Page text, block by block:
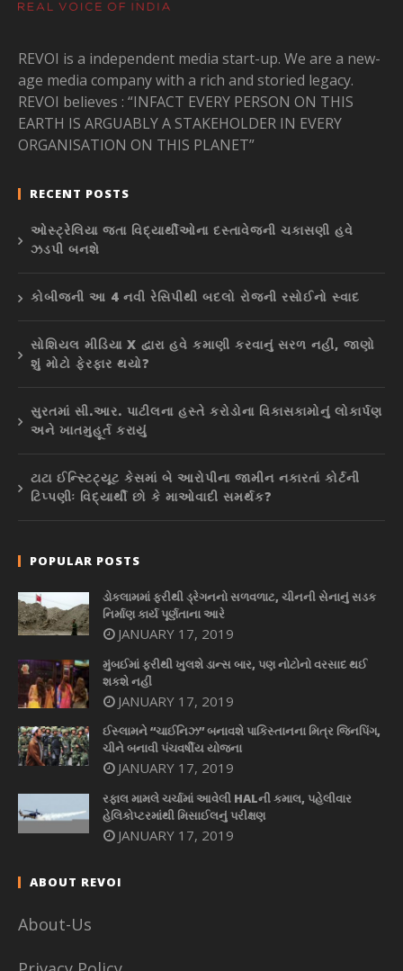
REVOI is a independent media start-up. We are a new-
age media company with a rich and storied legacy.
REVOI believes : “INFACT EVERY PERSON ON THIS
EARTH IS ARGUABLY A STAKEHOLDER IN EVERY
ORGANISATION ON THIS PLANET”
RECENT POSTS
ઓસ્ટ્રેલિયા જતા વિદ્યાર્થીઓના દસ્તાવેજની ચકાસણી હવે
ઝડપી બનશે
કોબીજની આ 4 નવી રેસિપીથી બદલો રોજની રસોઈનો સ્વાદ
સોશિયલ મીડિયા X દ્વારા હવે કમાણી કરવાનું સરળ નહીં, જાણો
શું મોટો ફેરફાર થયો?
સુરતમાં સી.આર. પાટીલના હસ્તે કરોડોના વિકાસકામોનું લોકાર્પણ
અને ખાતમુહૂર્ત કરાયું
ટાટા ઈન્સ્ટિટ્યૂટ કેસમાં બે આરોપીના જામીન નકારતાં કોર્ટની
ટિપ્પણીઃ વિદ્યાર્થી છો કે માઓવાદી સમર્થક?
POPULAR POSTS
ડોકલામમાં ફરીથી ડ્રેગનનો સળવળાટ, ચીનની સેનાનું સડક
નિર્માણ કાર્ય પૂર્ણતાના આરે
JANUARY 17, 2019
મુંબઈમાં ફરીથી ખુલશે ડાન્સ બાર, પણ નોટોનો વરસાદ થઈ
શકશે નહીં
JANUARY 17, 2019
ઈસ્લામને “ચાઈનિઝ” બનાવશે પાકિસ્તાનના મિત્ર જિનપિંગ,
ચીને બનાવી પંચવર્ષીય યોજના
JANUARY 17, 2019
રફાલ મામલે ચર્ચામાં આવેલી HALની કમાલ, પહેલીવાર
હેલિકોપ્ટરમાંથી મિસાઈલનું પરીક્ષણ
JANUARY 17, 2019
ABOUT REVOI
About-Us